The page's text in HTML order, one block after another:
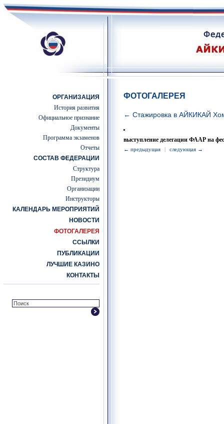
ОРГАНИЗАЦИЯ
История развития
Официальное признание
Документы
Программа экзаменов
Отчеты
СОСТАВ ФЕДЕРАЦИИ
Структура
Президиум
Организации
Инструкторы
КАЛЕНДАРЬ МЕРОПРИЯТИЙ
НОВОСТИ
ФОТОГАЛЕРЕЯ
ССЫЛКИ
ПУБЛИКАЦИИ
ЛУЧШИЕ КАЗИНО
КОНТАКТЫ
ФОТОГАЛЕРЕЯ
← Стажировка в АЙКИКАЙ
выступление делегации ФААР на
← предыдущая | следующая →